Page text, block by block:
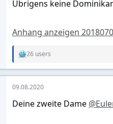
Übrigens keine
Anhang anzeigen
R
a
t
o
26 users
09.08.2020
Deine zweite Dame